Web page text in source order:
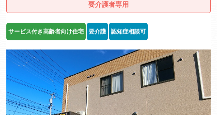
要介護者専用
サービス付き高齢者向け住宅 要介護 認知症相談可